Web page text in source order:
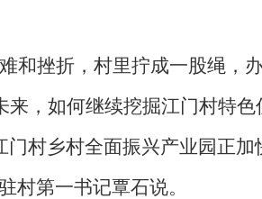
和挫折，村里拧成一股绳，
来，如何继续挖掘江门村特
门村乡村全面振兴产业园正
村第一书记覃石说。